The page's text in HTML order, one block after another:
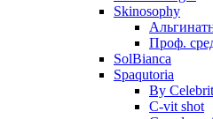
Skinosophy
Проф.
SolBianca
Spaqutoria
By
C-vit shot